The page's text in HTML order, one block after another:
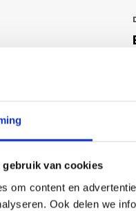
gebruik van cookies
om content en
Ook delen we